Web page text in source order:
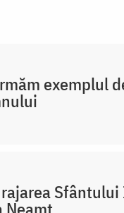
exemplul